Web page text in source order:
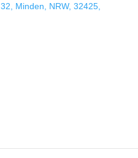
32, Minden, NRW, 32425,